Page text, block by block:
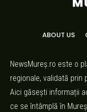
ABOUT US
NewsMureș.ro este o
regionale, validată
Aici găsești informații
ce se întâmplă în